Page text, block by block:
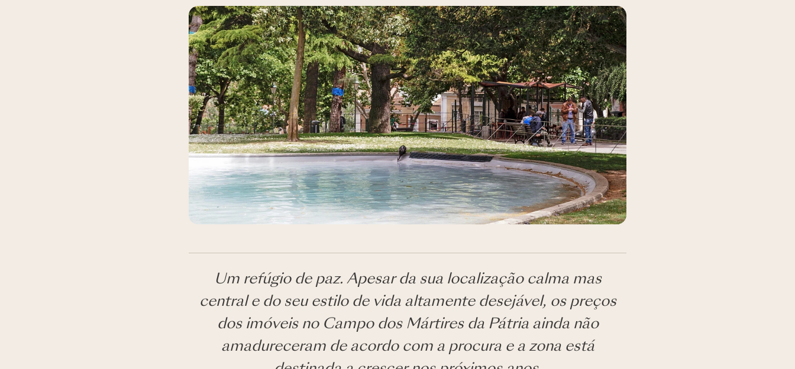
Um refúgio de paz. Apesar da sua localização calma mas
central e do seu estilo de vida altamente desejável, os preços
dos imóveis no Campo dos Mártires da Pátria ainda não
amadureceram de acordo com a procura e a zona está